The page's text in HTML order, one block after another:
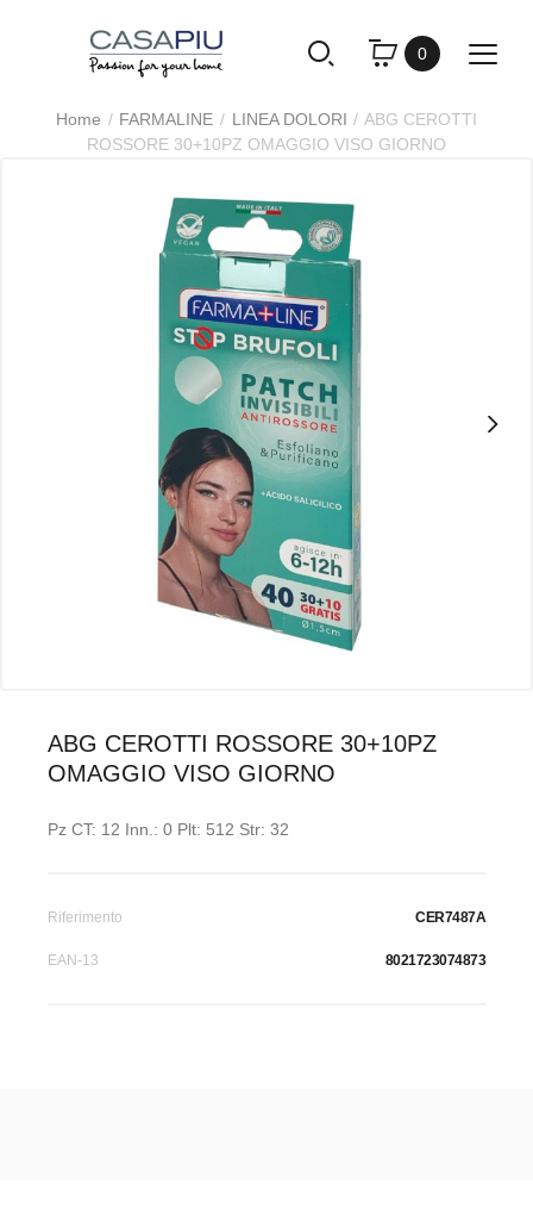
0
Home FARMALINE LINEA DOLORI
ABG CEROTTI
ROSSORE 30+10PZ OMAGGIO VISO GIORNO
ABG CEROTTI ROSSORE 30+10PZ
OMAGGIO VISO GIORNO
Pz CT: 12 Inn.: 0 Plt: 512 Str: 32
Riferimento CER7487A
EAN-13 8021723074873